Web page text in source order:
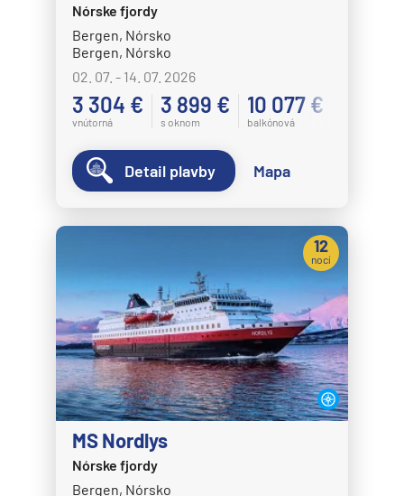
Nórske fjordy
Bergen, Nórsko
Bergen, Nórsko
02. 07. - 14. 07. 2026
3 304 €
vnútorná
3 899 €
s oknom
10 077 €
balkónová
Detail plavby Mapa
MS Nordlys
Nórske fjordy
Bergen, Nórsko
12
nocí